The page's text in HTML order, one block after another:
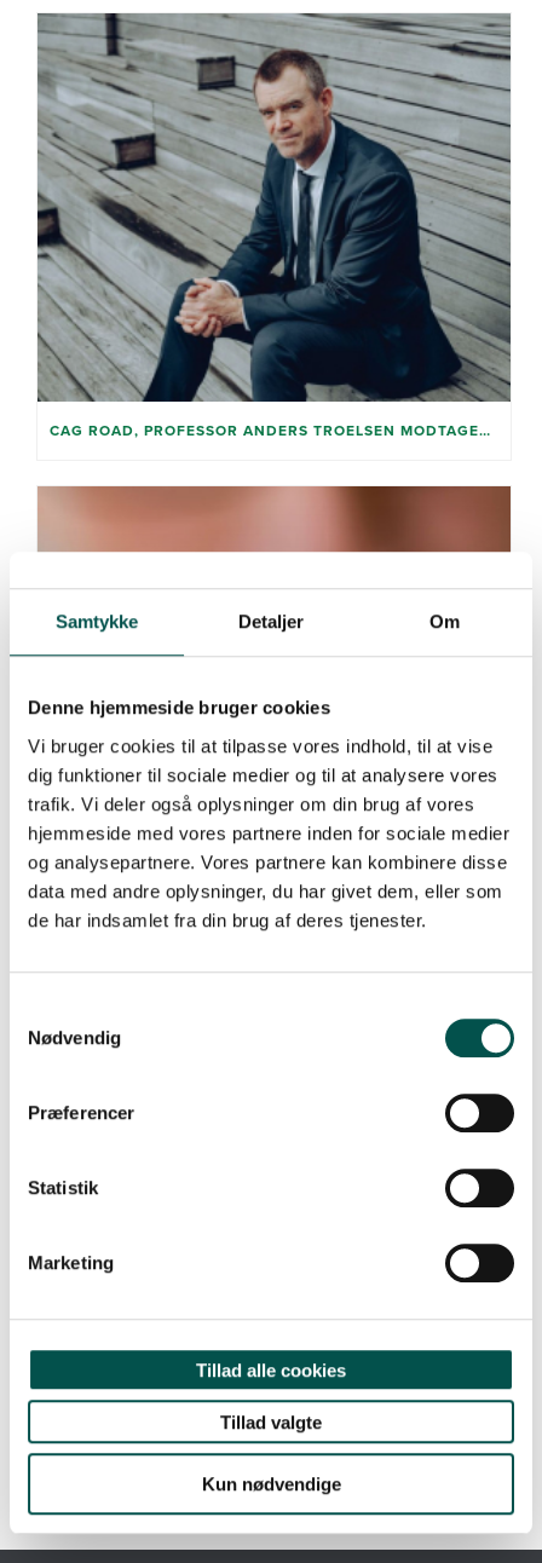
Samtykke Detaljer Om
Denne hjemmeside bruger cookies
Vi bruger cookies til at tilpasse vores indhold, til at vise
dig funktioner til sociale medier og til at analysere vores
trafik. Vi deler også oplysninger om din brug af vores
hjemmeside med vores partnere inden for sociale medier
og analysepartnere. Vores partnere kan kombinere disse
data med andre oplysninger, du har givet dem, eller som
de har indsamlet fra din brug af deres tjenester.
Nødvendig
Præferencer
Statistik
Marketing
Tillad alle cookies
Tillad valgte
Kun nødvendige
CAG ROAD, PROFESSOR ANDERS TROELSEN MODTAGER GIGTFORENINGENS ÆRESMEDALJE
MØD PH.D.-STUDERENDE ALI AL-MOUSAWI